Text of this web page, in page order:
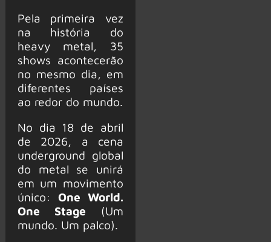
Pela primeira vez
na história do
heavy metal, 35
shows acontecerão
no mesmo dia, em
diferentes países
ao redor do mundo.
No dia 18 de abril
de 2026, a cena
underground global
do metal se unirá
em um movimento
único:One World.
One Stage (Um
mundo. Um palco).